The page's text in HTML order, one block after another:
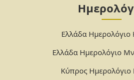
Ελλάδα Ημερολόγιο
Ελλάδα Ημερολόγιο
Κύπρος Ημερολόγιο